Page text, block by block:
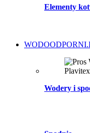
Elementy
Wodery i